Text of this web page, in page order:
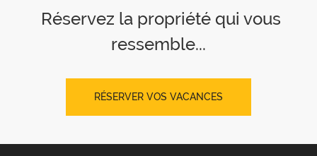
Réservez la propriété qui vous
ressemble...
RÉSERVER VOS VACANCES